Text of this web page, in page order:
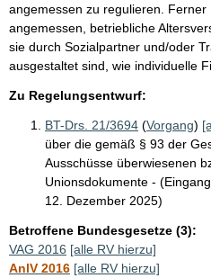
angemessen zu regulieren.
angemessen, betriebliche
sie durch Sozialpartner und/oder
ausgestaltet sind, wie individuelle
Zu Regelungsentwurf:
BT-Drs. 21/3694 (Vorgang)
über die gemäß § 93 der
Ausschüsse überwiesenen
Unionsdokumente -
12. Dezember 2025)
Betroffene Bundesgesetze (3):
VAG 2016 [alle RV hierzu]
AnlV 2016 [alle RV hierzu]